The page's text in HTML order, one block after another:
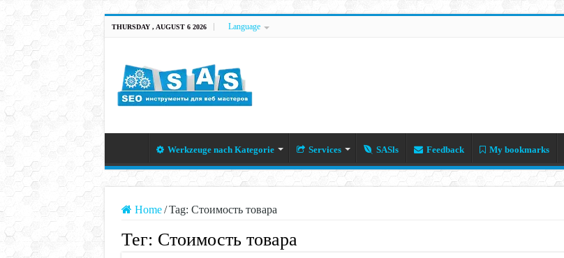
THURSDAY , AUGUST 6 2026 Language
Werkzeuge nach Kategorie Services SASls Feedback My bookmarks
Home / Tag: Стоимость товара
Тег: Стоимость товара